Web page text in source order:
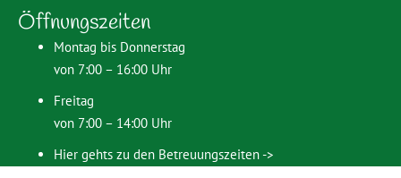
Öffnungszeiten
Montag bis Donnerstag
von 7:00 – 16:00 Uhr
Freitag
von 7:00 – 14:00 Uhr
Hier gehts zu den Betreuungszeiten ->